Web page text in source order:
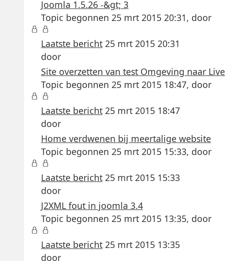
Joomla 1.5.26 -&gt; 3
Topic begonnen 25 mrt 2015 20:31, door
Laatste bericht25 mrt 2015 20:31
door
Site overzetten van test Omgeving naar Live
Topic begonnen 25 mrt 2015 18:47, door
Laatste bericht25 mrt 2015 18:47
door
Home verdwenen bij meertalige website
Topic begonnen 25 mrt 2015 15:33, door
Laatste bericht25 mrt 2015 15:33
door
J2XML fout in joomla 3.4
Topic begonnen 25 mrt 2015 13:35, door
Laatste bericht25 mrt 2015 13:35
door